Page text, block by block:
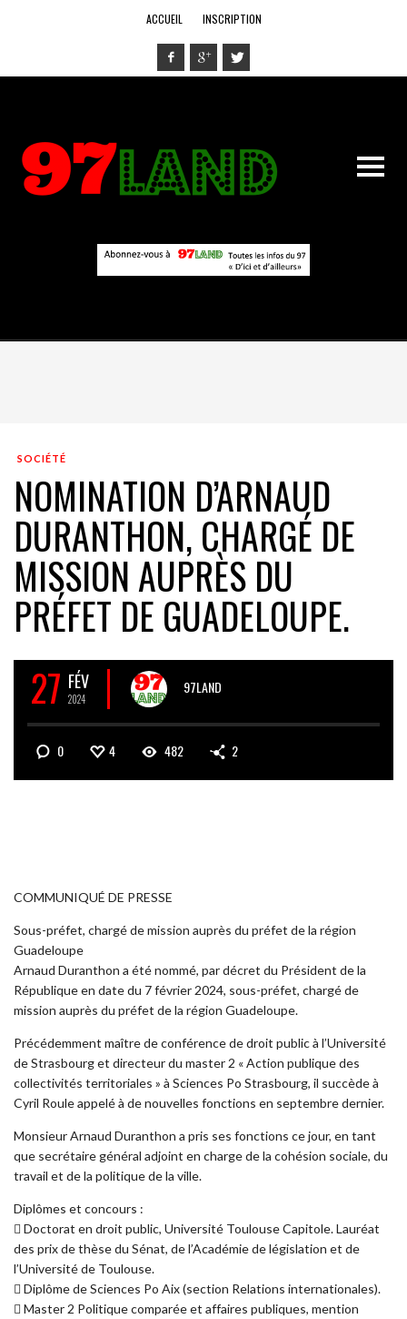
ACCUEIL INSCRIPTION
SOCIÉTÉ
NOMINATION D’ARNAUD
DURANTHON, CHARGÉ DE
MISSION AUPRÈS DU
PRÉFET DE GUADELOUPE.
27 FÉV
2024
97LAND
0 4 482 2
COMMUNIQUÉ DE PRESSE
Sous-préfet, chargé de mission auprès du préfet de la région
Guadeloupe
Arnaud Duranthon a été nommé, par décret du Président de la
République en date du 7 février 2024, sous-préfet, chargé de
mission auprès du préfet de la région Guadeloupe.
Précédemment maître de conférence de droit public à l’Université
de Strasbourg et directeur du master 2 « Action publique des
collectivités territoriales » à Sciences Po Strasbourg, il succède à
Cyril Roule appelé à de nouvelles fonctions en septembre dernier.
Monsieur Arnaud Duranthon a pris ses fonctions ce jour, en tant
que secrétaire général adjoint en charge de la cohésion sociale, du
travail et de la politique de la ville.
Diplômes et concours :
 Doctorat en droit public, Université Toulouse Capitole. Lauréat
des prix de thèse du Sénat, de l’Académie de législation et de
l’Université de Toulouse.
 Diplôme de Sciences Po Aix (section Relations internationales).
 Master 2 Politique comparée et affaires publiques, mention